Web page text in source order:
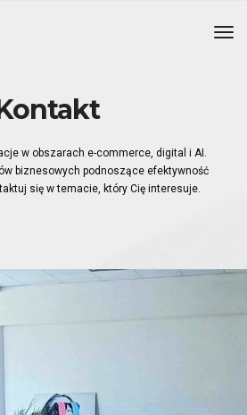
w obszarach e-commerce, digital i AI.
biznesowych podnoszące efektywność
się w temacie, który Cię interesuje.